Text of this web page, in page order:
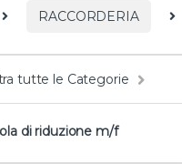
RACCORDERIA
tutte le Categorie
di riduzione m/f